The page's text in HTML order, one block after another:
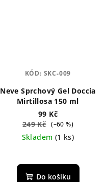
Neve Sprchový Gel Doccia
Mirtillosa 150 ml
99 Kč
249 Kč (–60 %)
Skladem (1 ks)
hodnocení
produktu
Do košíku
KÓD: SKC-009